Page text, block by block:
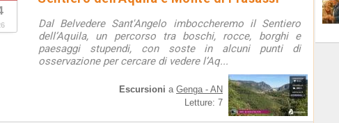
Dal Belvedere Sant'Angelo imboccheremo il Sentiero
dell’Aquila, un percorso tra boschi, rocce, borghi e
paesaggi stupendi, con soste in alcuni punti di
osservazione per cercare di vedere l’Aq...
Escursioni a Genga - AN
Letture: 7